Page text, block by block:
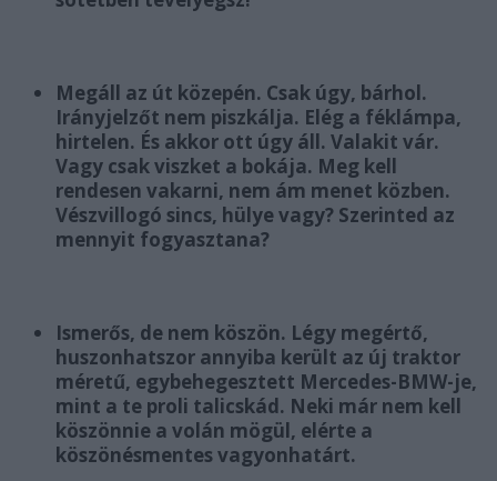
Megáll az út közepén. Csak úgy, bárhol.
Irányjelzőt nem piszkálja. Elég a féklámpa,
hirtelen. És akkor ott úgy áll. Valakit vár.
Vagy csak viszket a bokája. Meg kell
rendesen vakarni, nem ám menet közben.
Vészvillogó sincs, hülye vagy? Szerinted az
mennyit fogyasztana?
Ismerős, de nem köszön. Légy megértő,
huszonhatszor annyiba került az új traktor
méretű, egybehegesztett Mercedes-BMW-je,
mint a te proli talicskád. Neki már nem kell
köszönnie a volán mögül, elérte a
köszönésmentes vagyonhatárt.